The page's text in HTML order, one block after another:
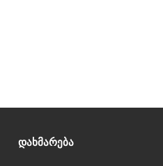
Დახმარება